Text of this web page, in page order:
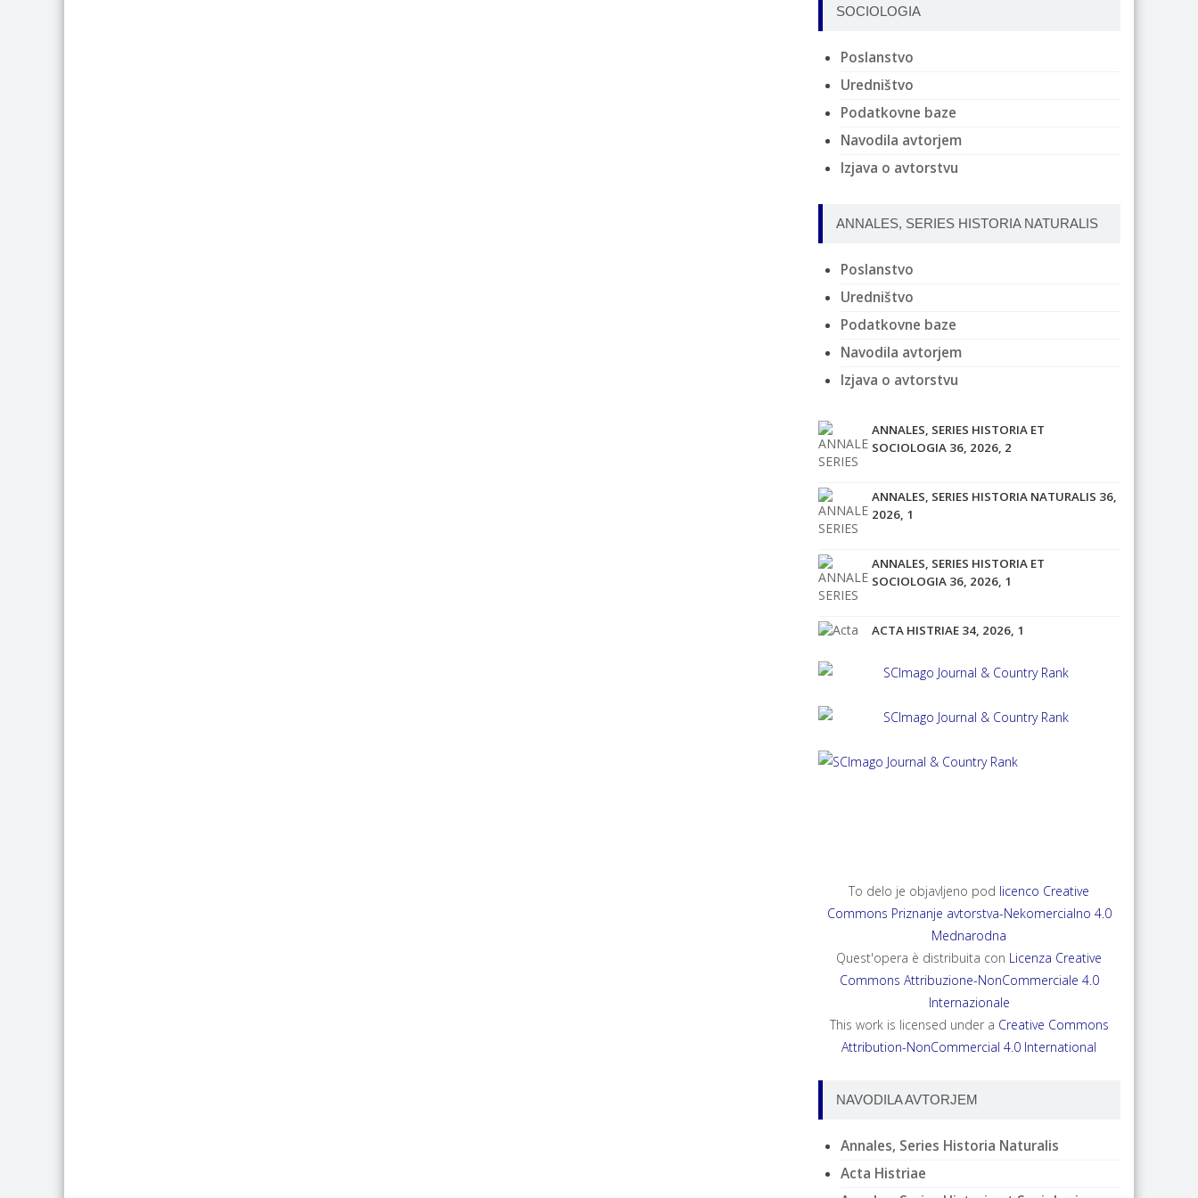
SOCIOLOGIA
Poslanstvo
Uredništvo
Podatkovne baze
Navodila avtorjem
Izjava o avtorstvu
ANNALES, SERIES HISTORIA NATURALIS
Poslanstvo
Uredništvo
Podatkovne baze
Navodila avtorjem
Izjava o avtorstvu
ANNALES, SERIES HISTORIA ET
SOCIOLOGIA 36, 2026, 2
ANNALES, SERIES HISTORIA NATURALIS 36,
2026, 1
ANNALES, SERIES HISTORIA ET
SOCIOLOGIA 36, 2026, 1
ACTA HISTRIAE 34, 2026, 1
ANNALES, SERIES HISTORIA ET
To delo je objavljeno pod licenco Creative
Commons Priznanje avtorstva-Nekomercialno 4.0
Mednarodna
Quest'opera è distribuita con Licenza Creative
Commons Attribuzione-NonCommerciale 4.0
Internazionale
This work is licensed under a Creative Commons
Attribution-NonCommercial 4.0 International
NAVODILA AVTORJEM
Annales, Series Historia Naturalis
Acta Histriae